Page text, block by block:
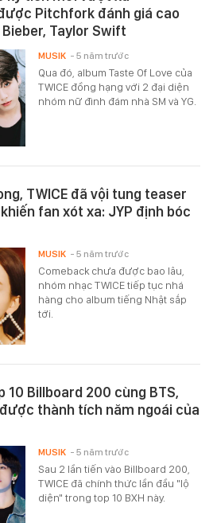
được Pitchfork đánh giá cao
Taylor Swift
Qua đó, album Taste Of Love của
TWICE đồng hạng với 2 đại diện
nhóm nữ đình đám nhà SM và YG.
MUSIK - 5 năm trước
TWICE đã vội tung teaser
fan xót xa: JYP định bóc
Comeback chưa được bao lâu,
nhóm nhạc TWICE tiếp tục nhá
hàng cho album tiếng Nhật sắp
tới.
MUSIK - 5 năm trước
10 Billboard 200 cùng BTS,
thành tích năm ngoái của
Sau 2 lần tiến vào Billboard 200,
TWICE đã chính thức lần đầu "lộ
diện" trong top 10 BXH này.
MUSIK - 5 năm trước